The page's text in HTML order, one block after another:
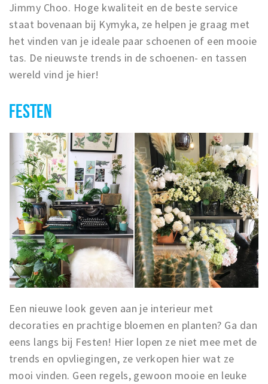
Jimmy Choo. Hoge kwaliteit en de beste service
staat bovenaan bij Kymyka, ze helpen je graag met
het vinden van je ideale paar schoenen of een mooie
tas. De nieuwste trends in de schoenen- en tassen
wereld vind je hier!
FESTEN
Een nieuwe look geven aan je interieur met
decoraties en prachtige bloemen en planten? Ga dan
eens langs bij Festen! Hier lopen ze niet mee met de
trends en opvliegingen, ze verkopen hier wat ze
mooi vinden. Geen regels, gewoon mooie en leuke